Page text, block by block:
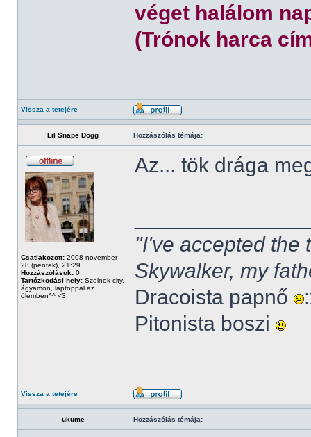
véget halálom
(Trónok harca
Vissza a tetejére
Lil Snape Dogg Hozzászólás témája:
Csatlakozott: 2008 november
28 (péntek), 21:29
Hozzászólások: 0
Tartózkodási hely: Szolnok city,
ágyamon, laptoppal az
ölemben^^ <3
Az... tök drága
"I've accepted the
Skywalker, my
Dracoista papnő
Pitonista boszi
Vissza a tetejére
ukume Hozzászólás témája: